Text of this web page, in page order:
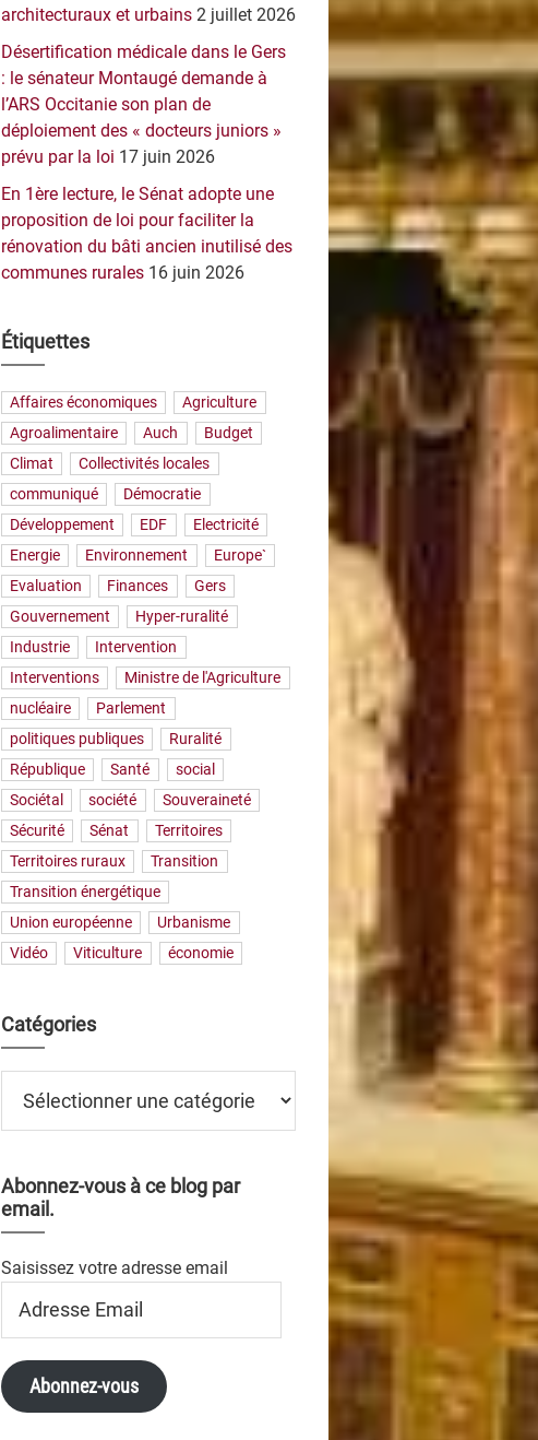
architecturaux et urbains 2 juillet 2026
Désertification médicale dans le Gers
: le sénateur Montaugé demande à
l’ARS Occitanie son plan de
déploiement des « docteurs juniors »
prévu par la loi 17 juin 2026
En 1ère lecture, le Sénat adopte une
proposition de loi pour faciliter la
rénovation du bâti ancien inutilisé des
communes rurales 16 juin 2026
Étiquettes
Affaires économiques
Agriculture
Agroalimentaire
Auch
Budget
Climat
Collectivités locales
communiqué
Démocratie
Développement
EDF
Electricité
Energie
Environnement
Europe`
Evaluation
Finances
Gers
Gouvernement
Hyper-ruralité
Industrie
Intervention
Interventions
Ministre de l'Agriculture
nucléaire
Parlement
politiques publiques
Ruralité
République
Santé
social
Sociétal
société
Souveraineté
Sécurité
Sénat
Territoires
Territoires ruraux
Transition
Transition énergétique
Union européenne
Urbanisme
Vidéo
Viticulture économie
Catégories
Abonnez-vous à ce blog par
email.
Saisissez votre adresse email
Email
Abonnez-vous